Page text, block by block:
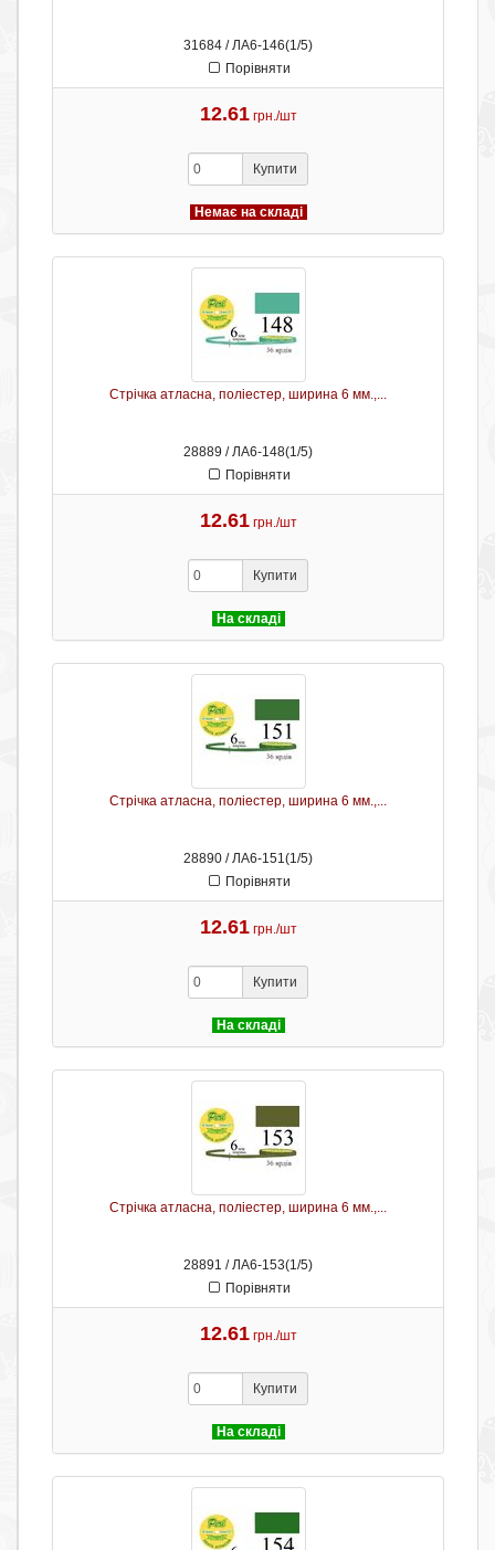
31684 / ЛА6-146(1/5)
Порівняти
12.61 грн./шт
Купити
Немає на складі
Стрічка атласна, поліестер, ширина 6 мм.,...
28889 / ЛА6-148(1/5)
Порівняти
12.61 грн./шт
Купити
На складі
Стрічка атласна, поліестер, ширина 6 мм.,...
28890 / ЛА6-151(1/5)
Порівняти
12.61 грн./шт
Купити
На складі
Стрічка атласна, поліестер, ширина 6 мм.,...
28891 / ЛА6-153(1/5)
Порівняти
12.61 грн./шт
Купити
На складі